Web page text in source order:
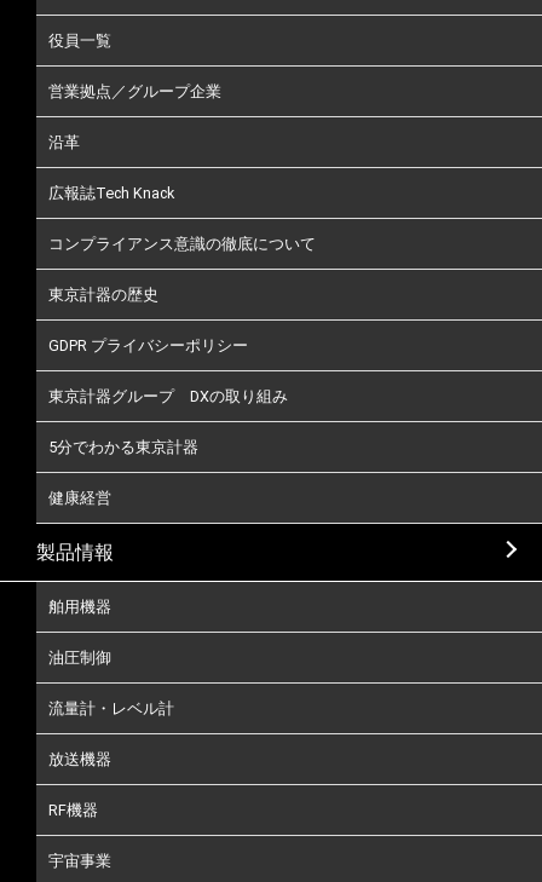
役員一覧
営業拠点／グループ企業
沿革
広報誌Tech Knack
コンプライアンス意識の徹底について
東京計器の歴史
GDPR プライバシーポリシー
東京計器グループ DXの取り組み
5分でわかる東京計器
健康経営
製品情報
舶用機器
油圧制御
流量計・レベル計
放送機器
RF機器
宇宙事業